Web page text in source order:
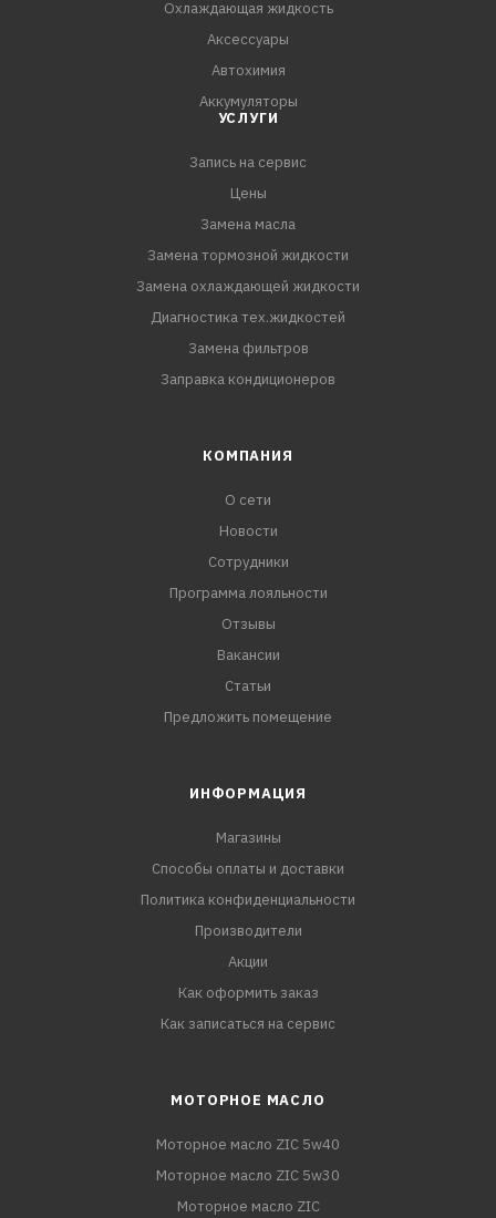
7. При необходимости повторить обработку.
8. Снять пленку и запустить двигатель
Охлаждающая жидкость
Аксессуары
Автохимия
Аккумуляторы
УСЛУГИ
Запись на сервис
Цены
Замена масла
Замена тормозной жидкости
Замена охлаждающей жидкости
Диагностика тех.жидкостей
Замена фильтров
Заправка кондиционеров
КОМПАНИЯ
О сети
Новости
Сотрудники
Программа лояльности
Отзывы
Вакансии
Статьи
Предложить помещение
ИНФОРМАЦИЯ
Магазины
Способы оплаты и доставки
Политика конфиденциальности
Производители
Акции
Как оформить заказ
Как записаться на сервис
МОТОРНОЕ МАСЛО
Моторное масло ZIC 5w40
Моторное масло ZIC 5w30
Моторное масло ZIC